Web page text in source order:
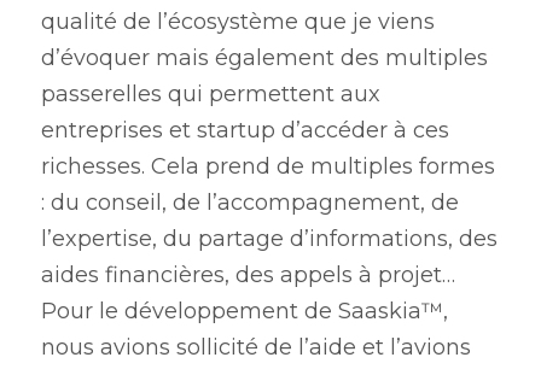
qualité de l’écosystème que je viens
d’évoquer mais également des multiples
passerelles qui permettent aux
entreprises et startup d’accéder à ces
richesses. Cela prend de multiples formes
: du conseil, de l’accompagnement, de
l’expertise, du partage d’informations, des
aides financières, des appels à projet…
Pour le développement de Saaskia™,
nous avions sollicité de l’aide et l’avions